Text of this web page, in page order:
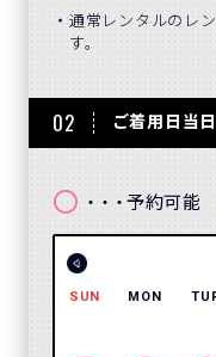
通常レンタルのレ
す。
02 ご着用日当
〇 ・・・ 予約可能
SUN MON